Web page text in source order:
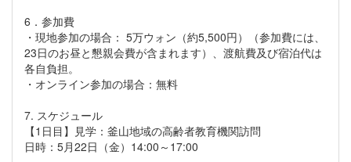
6．参加費
・現地参加の場合： 5万ウォン（約5,500円）（参加費には、
23日のお昼と懇親会費が含まれます）、渡航費及び宿泊代は
各自負担。
・オンライン参加の場合：無料
7. スケジュール
【1日目】見学：釜山地域の高齢者教育機関訪問
日時：5月22日（金）14:00～17:00